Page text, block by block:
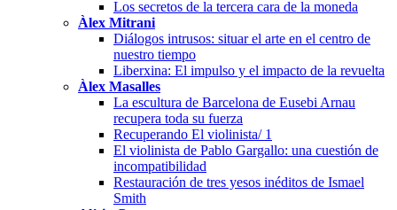
Los secretos de la tercera cara de la moneda
Àlex Mitrani
Diálogos intrusos: situar el arte en el centro de
nuestro tiempo
Liberxina: El impulso y el impacto de la revuelta
Àlex Masalles
La escultura de Barcelona de Eusebi Arnau
recupera toda su fuerza
Recuperando El violinista/ 1
El violinista de Pablo Gargallo: una cuestión de
incompatibilidad
Restauración de tres yesos inéditos de Ismael
Smith